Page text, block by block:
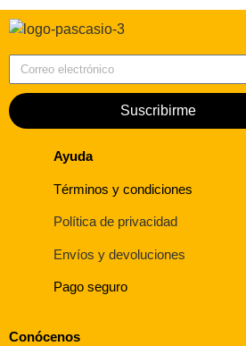
Suscribirme
Ayuda
Términos y condiciones
Política de privacidad
Envíos y devoluciones
Pago seguro
Conócenos